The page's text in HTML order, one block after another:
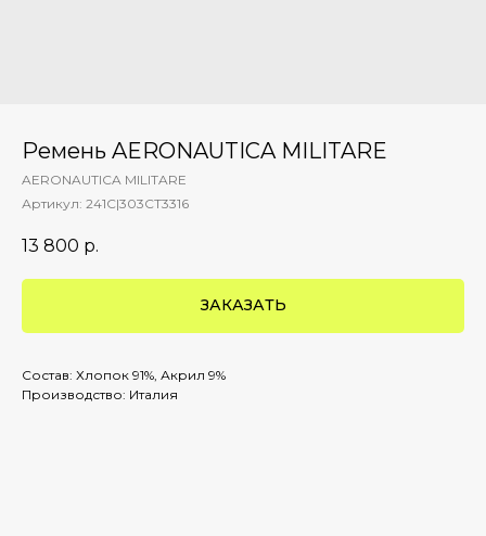
Ремень AERONAUTICA MILITARE
AERONAUTICA MILITARE
Артикул: 241C|303СТ3316
13 800 р.
ЗАКАЗАТЬ
Состав: Хлопок 91%, Акрил 9%
Производство: Италия